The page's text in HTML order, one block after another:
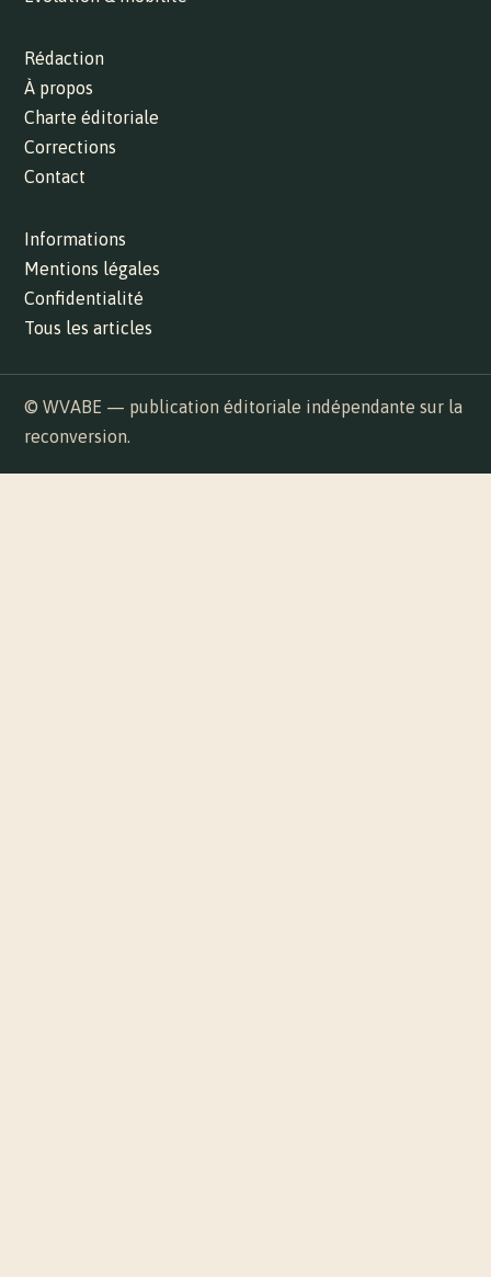
Rédaction
À propos
Charte éditoriale
Corrections
Contact
Informations
Mentions légales
Confidentialité
Tous les articles
© WVABE — publication éditoriale indépendante sur la
reconversion.